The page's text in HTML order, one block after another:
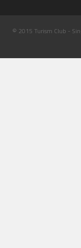
© 2015 Turism Club -